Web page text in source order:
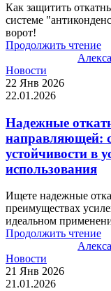
Как защитить
системе
ворот!
Продолжить чтение
Новости
22 Янв 2026
22.01.2026
Надежные
направляющей:
устойчивости в
использования
Ищете надежные
преимуществах
идеальном
Продолжить чтение
Новости
21 Янв 2026
21.01.2026